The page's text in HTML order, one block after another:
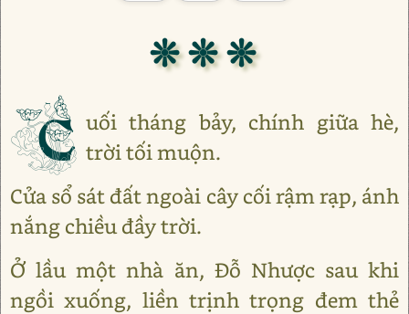
❊ ❊ ❊
C uối tháng bảy, chính giữa hè,
trời tối muộn.
Cửa sổ sát đất ngoài cây cối rậm rạp, ánh
nắng chiều đầy trời.
Ở lầu một nhà ăn, Đỗ Nhược sau khi
ngồi xuống, liền trịnh trọng đem thẻ